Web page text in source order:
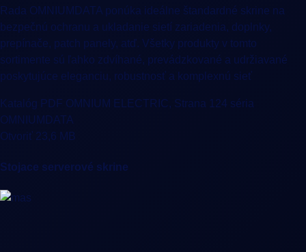
Rada OMNIUMDATA ponúka ideálne štandardné skrine na
bezpečnú ochranu a ukladanie sietí zariadenia, doplnky,
prepínače, patch panely, atď. Všetky produkty v tomto
sortimente sú ľahko zdvíhané, prevádzkované a udržiavané
poskytujúce eleganciu, robustnosť a komplexnú sieť
Katalóg PDF OMNIUM ELECTRIC, Strana 124 séria
OMNIUMDATA
Otvoriť 23,6 MB
Stojace serverové skrine